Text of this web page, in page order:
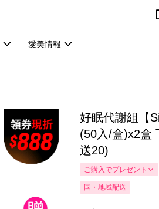
愛美情報
好眠代謝組【
(50入/盒)x2盒
送20)
ご購入でプレゼント
国・地域配送